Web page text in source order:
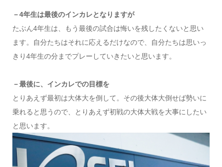
－4年生は最後のインカレとなりますが
たぶん4年生は、もう最後の試合は悔いを残したくないと思い
ます。自分たちはそれに応えるだけなので、自分たちは思いっ
きり4年生の分までプレーしていきたいと思います。
－最後に、インカレでの目標を
とりあえず最初は大体大を倒して。その後大体大倒せば勢いに
乗れると思うので、とりあえず初戦の大体大戦を大事にしたい
と思います。